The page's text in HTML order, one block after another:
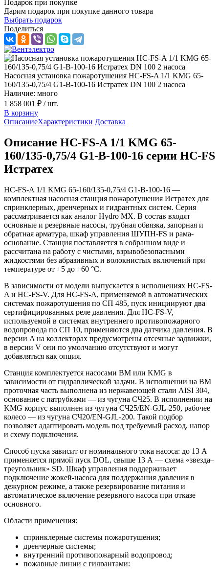
Подарок при покупке
Дарим подарок при покупке данного товара
Выбрать подарок
Поделиться
Насосная установка пожаротушения HC-FS-A 1/1 KMG 65-
160/135-0,75/4 G1-B-100-16 Истратех DN 100 2 насоса
Наличие: много
1 858 001 ₽ / шт.
В корзину
ОписаниеХарактеристики Доставка
Описание HC-FS-A 1/1 KMG 65-
160/135-0,75/4 G1-B-100-16 серии HC-FS
Истратех
HC-FS-A 1/1 KMG 65-160/135-0,75/4 G1-B-100-16 —
комплектная насосная станция пожаротушения Истратех для
спринклерных, дренчерных и гидрантных систем. Серия
рассматривается как аналог Hydro MX. В состав входят
основные и резервные насосы, трубная обвязка, запорная и
обратная арматура, шкаф управления ШУПН-FS и рама-
основание. Станция поставляется в собранном виде и
рассчитана на работу с чистыми, взрывобезопасными
жидкостями без абразивных и волокнистых включений при
температуре от +5 до +60 °С.
В зависимости от модели выпускается в исполнениях HC-FS-
A и HC-FS-V. Для HC-FS-A, применяемой в автоматических
системах пожаротушения по СП 485, пуск инициируют два
сертифицированных реле давления. Для HC-FS-V,
используемой в системах внутреннего противопожарного
водопровода по СП 10, применяются два датчика давления. В
версии A на коллекторах предусмотрены отсечные задвижки,
в версии V они по умолчанию отсутствуют и могут
добавляться как опция.
Станция комплектуется насосами BM или KMG в
зависимости от гидравлической задачи. В исполнении на BM
проточная часть выполнена из нержавеющей стали AISI 304,
основание с патрубками — из чугуна СЧ25. В исполнении на
KMG корпус выполнен из чугуна СЧ25/EN-GJL-250, рабочее
колесо — из чугуна СЧ20/EN-GJL-200. Такой подбор
позволяет адаптировать модель под требуемый расход, напор
и схему подключения.
Способ пуска зависит от номинального тока насоса: до 13 А
применяется прямой пуск DOL, свыше 13 А — схема «звезда–
треугольник» SD. Шкаф управления поддерживает
подключение жокей-насоса для поддержания давления в
дежурном режиме, а также резервирование питания и
автоматическое включение резервного насоса при отказе
основного.
Области применения:
спринклерные системы пожаротушения;
дренчерные системы;
внутренний противопожарный водопровод;
пожарные линии с гидрантами;